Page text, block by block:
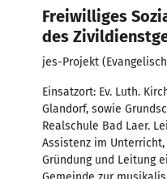
Freiwilliges
des
jes-Projekt
Einsatzort: Ev. Luth.
Glandorf, sowie
Realschule Bad Laer.
Assistenz im
Gründung und Leitung